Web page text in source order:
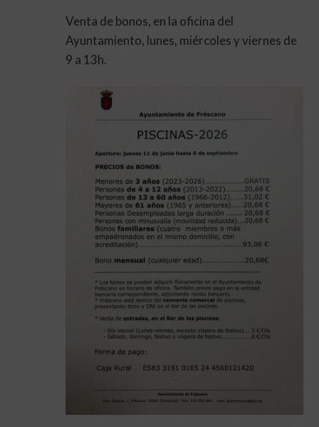
Venta de bonos, en la oficina del
Ayuntamiento, lunes, miércoles y viernes de
9 a 13h.